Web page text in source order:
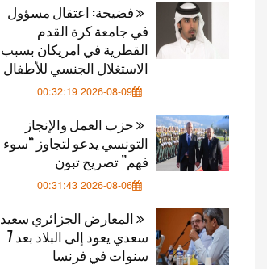
فضيحة: اعتقال مسؤول
في جامعة كرة القدم
القطرية في امريكان بسبب
الاستغلال الجنسي للأطفال
2026-08-09 00:32:19
حزب العمل والإنجاز
التونسي يدعو لتجاوز “سوء
فهم” تصريح تبون
2026-08-06 00:31:43
المعارض الجزائري سعيد
سعدي يعود إلى البلاد بعد 7
سنوات في فرنسا